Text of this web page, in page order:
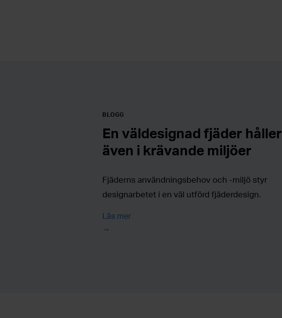
BLOGG
En väldesignad fjäder håller
även i krävande miljöer
Fjäderns användningsbehov och -miljö styr
designarbetet i en väl utförd fjäderdesign.
Läs mer